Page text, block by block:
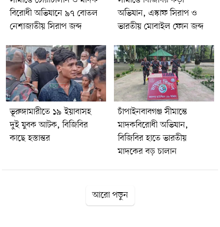
বিরোধী অভিযানে ৯৭ বোতল
নেশাজাতীয় সিরাপ জব্দ
অভিযান, এস্কাফ সিরাপ ও
ভারতীয় মোবাইল ফোন জব্দ
ভূরুঙ্গামারীতে ১৯ ইয়াবাসহ
দুই যুবক আটক, বিজিবির
কাছে হস্তান্তর
চাঁপাইনবাবগঞ্জ সীমান্তে
মাদকবিরোধী অভিযান,
বিজিবির হাতে ভারতীয়
মাদকের বড় চালান
আরো পড়ুন